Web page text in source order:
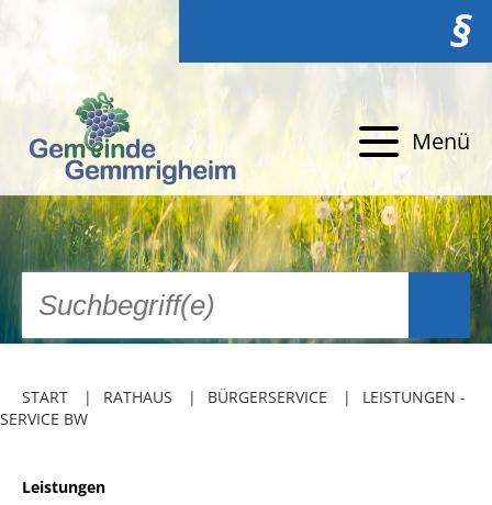
§
Menü
START RATHAUS BÜRGERSERVICE
LEISTUNGEN -
SERVICE BW
Leistungen